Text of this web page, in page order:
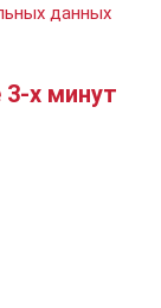
данных
х минут